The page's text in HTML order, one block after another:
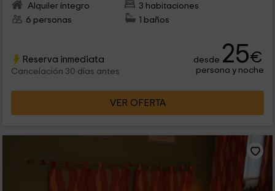
Alquiler íntegro
3 habitaciones
6 personas
1 baños
Reserva inmediata
Cancelación 30 días antes
desde 25€
persona y noche
VER OFERTA